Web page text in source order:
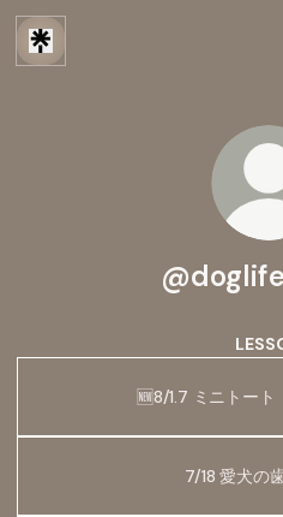
🆕8/1.7 ミニトート
7/18 愛犬の